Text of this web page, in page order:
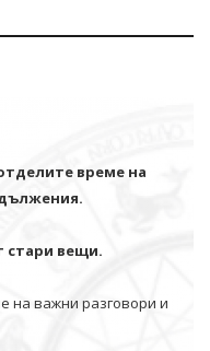
време на
стари вещи.
на важни разговори и